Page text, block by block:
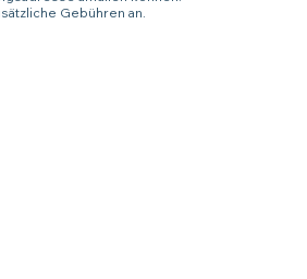
Gebühren an.